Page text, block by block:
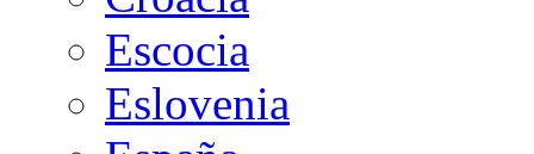
Escocia
Eslovenia